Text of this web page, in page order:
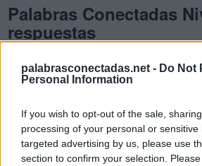
palabrasconectadas.net - Do Not
Personal Information
If you wish to opt-out of the sale,
processing of your personal or
targeted advertising by us, please use
section to confirm your selection.
Palabras Conectadas
respuestas
D
A
N
D
A
R
I
D
A
I
R
A